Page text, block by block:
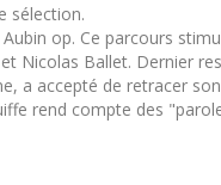
sélection.
op. Ce parcours
Nicolas Ballet. Dernier
a accepté de retracer
rend compte des